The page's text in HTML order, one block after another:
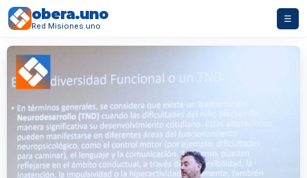
obera.uno
Red Misiones.uno
☰